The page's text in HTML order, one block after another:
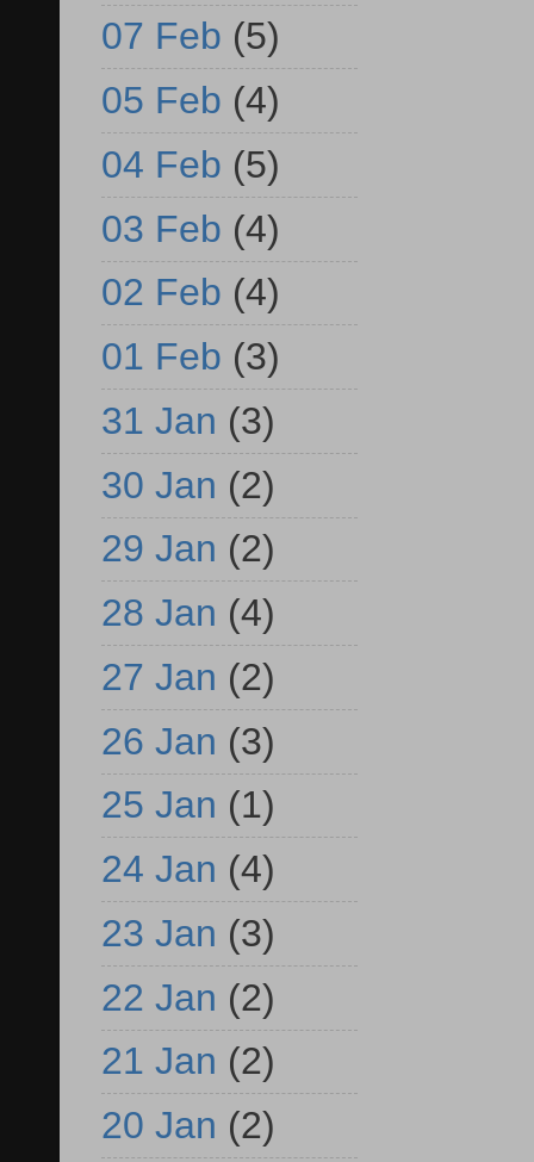
07 Feb (5)
05 Feb (4)
04 Feb (5)
03 Feb (4)
02 Feb (4)
01 Feb (3)
31 Jan (3)
30 Jan (2)
29 Jan (2)
28 Jan (4)
27 Jan (2)
26 Jan (3)
25 Jan (1)
24 Jan (4)
23 Jan (3)
22 Jan (2)
21 Jan (2)
20 Jan (2)